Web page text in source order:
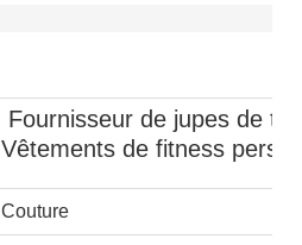
Fournisseur de jupes de
Vêtements de fitness
Couture